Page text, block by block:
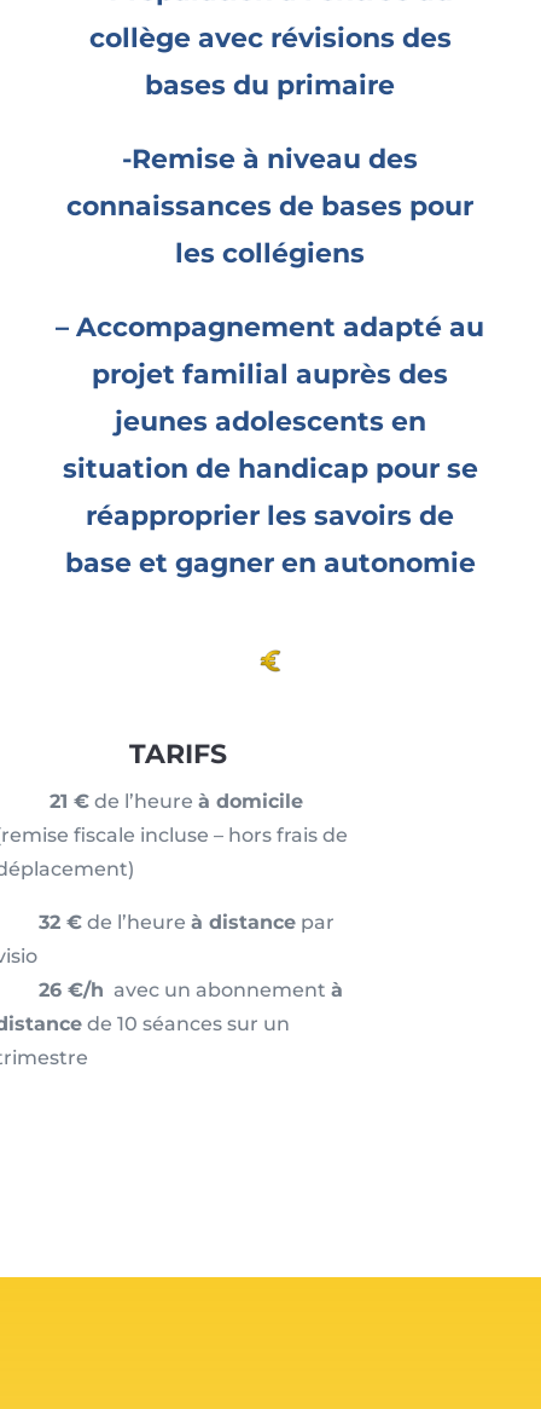
collège avec révisions des
bases du primaire
-Remise à niveau des
connaissances de bases pour
les collégiens
– Accompagnement adapté au
projet familial auprès des
jeunes adolescents en
situation de handicap pour se
réapproprier les savoirs de
base et gagner en autonomie
TARIFS
€de l’heure à domicile
fiscale incluse – hors frais de
32 €de l’heure à distancepar
26 €/h avec un abonnement à
de 10 séances sur un